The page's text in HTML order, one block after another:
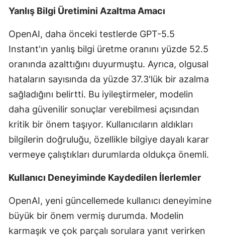
Kars
Kastamonu
Kırklareli
Kırşehir
Kocaeli
Konya
Kütahya
Malatya
Manisa
Kahramanmaraş
Yanlış Bilgi Üretimini Azaltma Amacı
OpenAI, daha önceki testlerde GPT-5.5
Instant'ın yanlış bilgi üretme oranını yüzde 52.5
oranında azalttığını duyurmuştu. Ayrıca, olgusal
hataların sayısında da yüzde 37.3'lük bir azalma
sağladığını belirtti. Bu iyileştirmeler, modelin
daha güvenilir sonuçlar verebilmesi açısından
kritik bir önem taşıyor. Kullanıcıların aldıkları
bilgilerin doğruluğu, özellikle bilgiye dayalı karar
vermeye çalıştıkları durumlarda oldukça önemli.
Kullanıcı Deneyiminde Kaydedilen İlerlemler
OpenAI, yeni güncellemede kullanıcı deneyimine
büyük bir önem vermiş durumda. Modelin
karmaşık ve çok parçalı sorulara yanıt verirken